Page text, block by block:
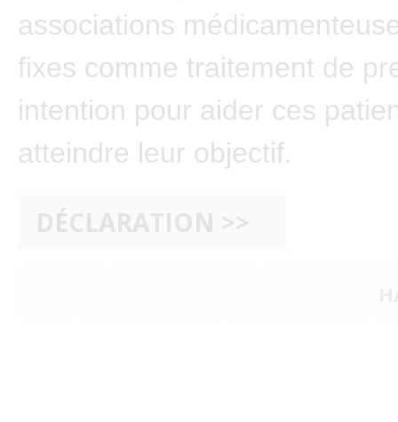
associations
fixes comme traitement de
intention pour aider ces
atteindre leur objectif.
DÉCLARATION